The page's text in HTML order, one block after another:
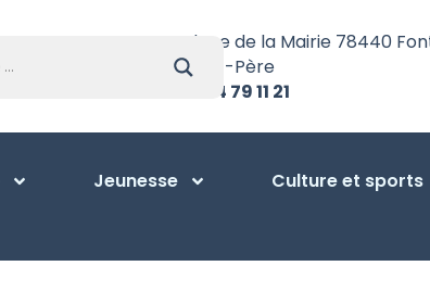
Place de la Mairie 78440
Saint-Père
01 34 79 11 21
Jeunesse
Culture et sports